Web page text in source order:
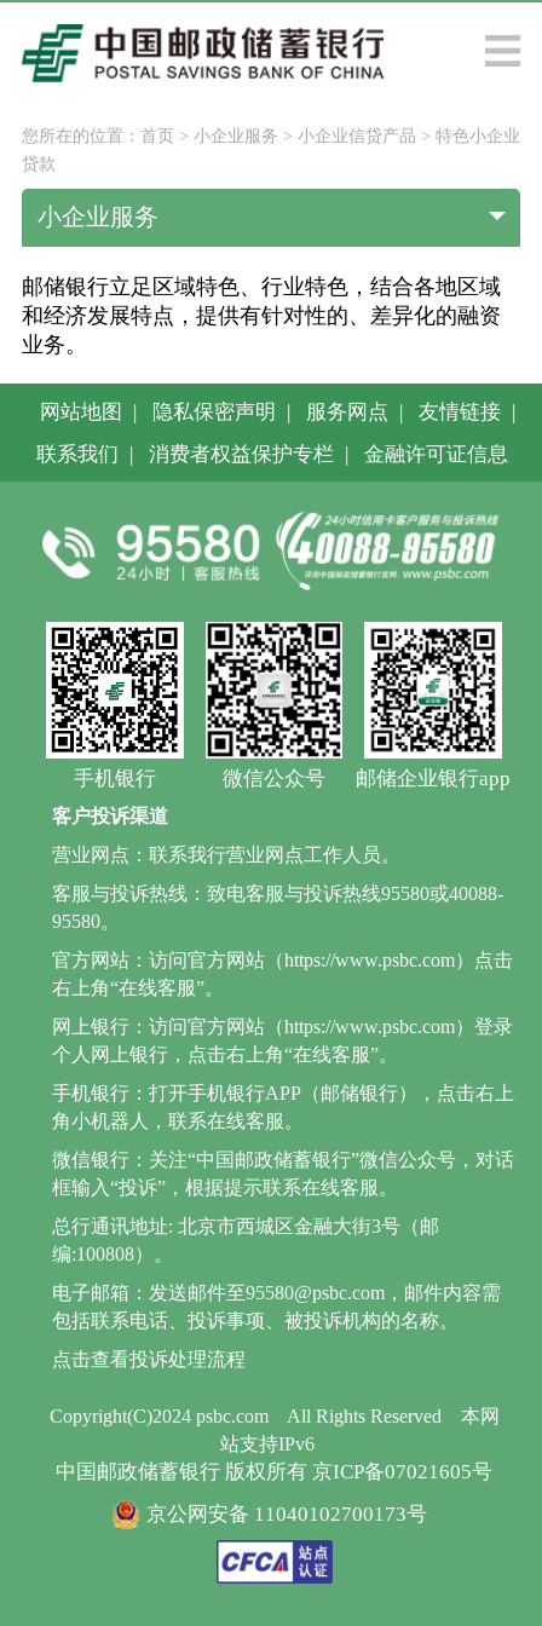
您所在的位置： 首页> 小企业服务 > 小企业信贷产品 > 特色小企业
贷款
小企业服务
邮储银行立足区域特色、行业特色，结合各地区域
和经济发展特点，提供有针对性的、差异化的融资
业务。
网站地图 | 隐私保密声明 | 服务网点 | 友情链接 |
联系我们 | 消费者权益保护专栏 | 金融许可证信息
手机银行 微信公众号 邮储企业银行app
Copyright(C)2024 psbc.com All Rights Reserved
本网
站支持IPv6
中国邮政储蓄银行 版权所有 京ICP备07021605号
京公网安备 11040102700173号
客户投诉渠道
营业网点：联系我行营业网点工作人员。
客服与投诉热线：致电客服与投诉热线95580或40088-
95580。
官方网站：访问官方网站（https://www.psbc.com）点击
右上角“在线客服”。
网上银行：访问官方网站（https://www.psbc.com）登录
个人网上银行，点击右上角“在线客服”。
手机银行：打开手机银行APP（邮储银行），点击右上
角小机器人，联系在线客服。
微信银行：关注“中国邮政储蓄银行”微信公众号，对话
框输入“投诉”，根据提示联系在线客服。
总行通讯地址: 北京市西城区金融大街3号（邮
编:100808）。
电子邮箱：发送邮件至95580@psbc.com，邮件内容需
包括联系电话、投诉事项、被投诉机构的名称。
点击查看投诉处理流程